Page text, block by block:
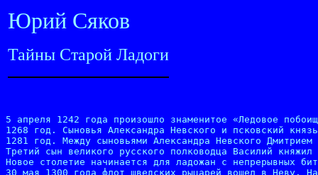
Юрий Сяков
Тайны Старой Ладоги
5 апреля 1242 года произошло знаменитое «Ледовое
1268 год. Сыновья Александра Невского и псковский
1281 год. Между сыновьями Александра Невского
Третий сын великого русского полководца Василий
Новое столетие начинается для ладожан с непрерывных
30 мая 1300 года флот шведских рыцарей вошел в Неву.